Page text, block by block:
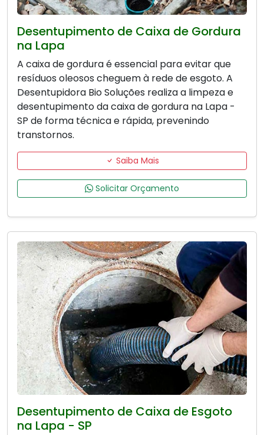
Desentupimento de Caixa de Gordura
na Lapa
A caixa de gordura é essencial para evitar que
resíduos oleosos cheguem à rede de esgoto. A
Desentupidora Bio Soluções realiza a limpeza e
desentupimento da caixa de gordura na Lapa -
SP de forma técnica e rápida, prevenindo
transtornos.
Saiba Mais
Solicitar Orçamento
Desentupimento de Caixa de Esgoto
na Lapa - SP